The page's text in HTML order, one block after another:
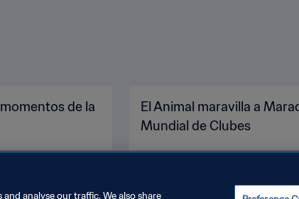
de la
El Animal maravilla a
Mundial de Clubes
analyse our traffic. We also share